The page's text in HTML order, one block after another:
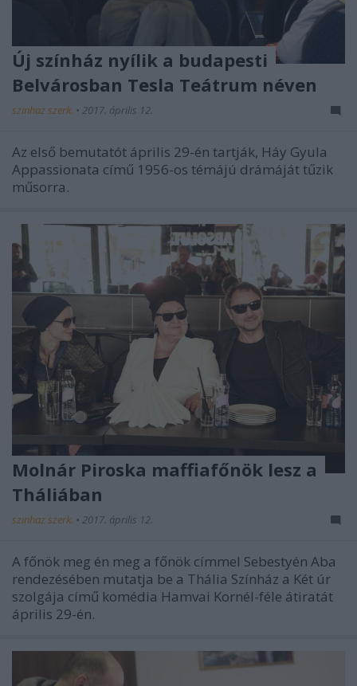
Új színház nyílik a budapesti
Belvárosban Tesla Teátrum néven
szinhaz szerk. • 2017. április 12.
Az első bemutatót április 29-én tartják, Háy Gyula
Appassionata című 1956-os témájú drámáját tűzik
műsorra.
Molnár Piroska maffiafőnök lesz a
Tháliában
szinhaz szerk. • 2017. április 12.
A főnök meg én meg a főnök címmel Sebestyén Aba
rendezésében mutatja be a Thália Színház a Két úr
szolgája című komédia Hamvai Kornél-féle átiratát
április 29-én.